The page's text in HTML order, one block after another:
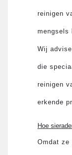
reinigen
mengsels
Wij
die
reinigen
erkende
Hoe
Omdat ze